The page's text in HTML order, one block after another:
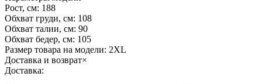
Рост, см: 188
Обхват груди, см: 108
Обхват талии, см: 90
Обхват бедер, см: 105
Размер товара на модели: 2XL
Доставка и возврат×
Доставка: